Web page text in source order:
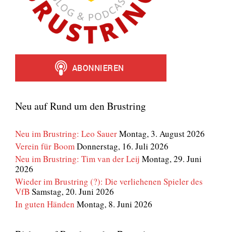
Neu auf Rund um den Brustring
Neu im Brustring: Leo SauerMontag, 3. August 2026
Verein für BoomDonnerstag, 16. Juli 2026
Neu im Brustring: Tim van der Leij Montag, 29. Juni
2026
Wieder im Brustring (?): Die verliehenen Spieler des
VfB Samstag, 20. Juni 2026
In guten Händen Montag, 8. Juni 2026